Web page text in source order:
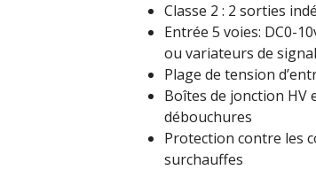
Classe 2 : 2 sorties
Entrée 5 voies: DC0-
ou variateurs de
Plage de tension
Boîtes de jonction HV
débouchures
Protection contre les
surchauffes